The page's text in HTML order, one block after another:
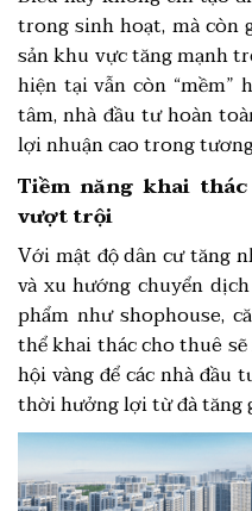
trong sinh hoạt, mà còn
sản khu vực tăng mạnh
hiện tại vẫn còn
tâm, nhà đầu tư hoàn
lợi nhuận cao trong
Tiềm năng khai
vượt trội
Với mật độ dân cư tăng
và xu hướng chuyển
phẩm như shophouse,
thể khai thác cho thuê
hội vàng để các nhà đầu
thời hưởng lợi từ đà tăng